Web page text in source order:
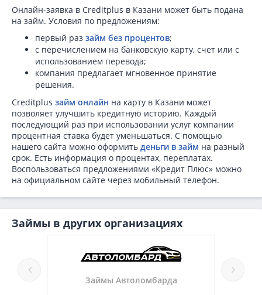
Онлайн-заявка в Creditplus в Казани может быть подана
на займ. Условия по предложениям:
первый раз займ без процентов;
с перечислением на банковскую карту, счет или с
использованием перевода;
компания предлагает мгновенное принятие
решения.
Creditplus займ онлайн на карту в Казани может
позволяет улучшить кредитную историю. Каждый
последующий раз при использовании услуг компании
процентная ставка будет уменьшаться. С помощью
нашего сайта можно оформить деньги в займ на разный
срок. Есть информация о процентах, переплатах.
Воспользоваться предложениями «Кредит Плюс» можно
на официальном сайте через мобильный телефон.
Займы в других организациях
Займы Автоломбарда